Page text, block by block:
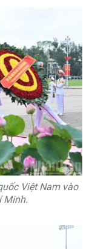
Việt Nam vào
Minh.